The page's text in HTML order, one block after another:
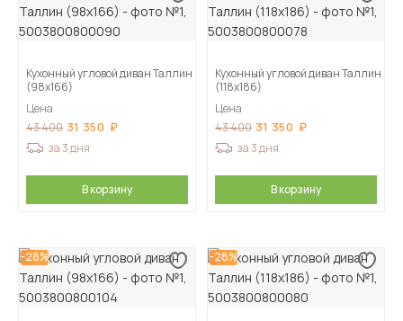
Кухонный угловой диван Таллин
(98х166)
Цена
43 400 31 350
за 3 дня
В корзину
Кухонный угловой диван Таллин
(118х186)
Цена
43 400 31 350
за 3 дня
В корзину
-28% -28%